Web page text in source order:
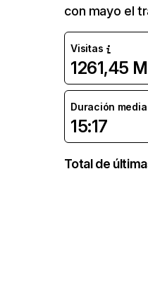
con mayo el
Visitas
1261,45 M
Duración
15:17
Total de